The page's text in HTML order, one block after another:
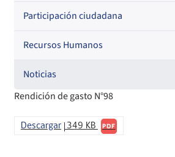
Histórico de órdenes de compra
Histórico detalle Pago a Proveedores
Información para proveedores
Informa Licitaciones
Licitaciones en curso
Órdenes de compra
Participación ciudadana
Acceso a información relevante
Audiencias Públicas
Consejo de la Sociedad Civil
Cuenta Pública Participativa
Recursos Humanos
Código de Ética de la Superintendencia
Noticias
Rendición de gasto N°98
Descargar 349 KB PDF